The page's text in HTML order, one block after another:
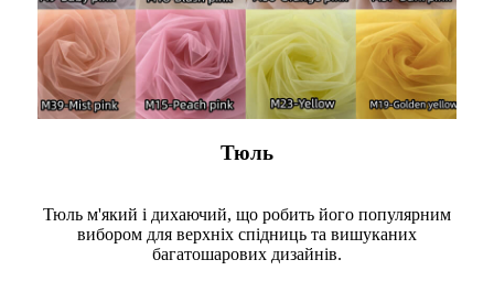
Тюль
Тюль м'який і дихаючий, що робить його популярним
вибором для верхніх спідниць та вишуканих
багатошарових дизайнів.